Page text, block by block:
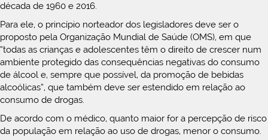
década de 1960 e 2016.
Para ele, o princípio norteador dos legisladores deve ser o
proposto pela Organização Mundial de Saúde (OMS), em que
“todas as crianças e adolescentes têm o direito de crescer num
ambiente protegido das consequências negativas do consumo
de álcool e, sempre que possível, da promoção de bebidas
alcoólicas”, que também deve ser estendido em relação ao
consumo de drogas.
De acordo com o médico, quanto maior for a percepção de risco
da população em relação ao uso de drogas, menor o consumo.